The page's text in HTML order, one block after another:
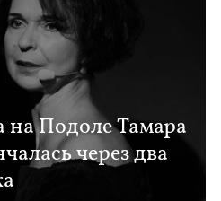
на Подоле Тамара
через два